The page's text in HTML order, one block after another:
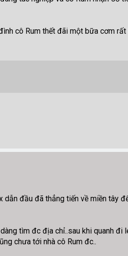
cô Rum thết đãi một bữa cơm rất
dẫn đầu đã thẳng tiến về miền tây
tìm đc địa chỉ..sau khi quanh
chưa tới nhà cô Rum đc..